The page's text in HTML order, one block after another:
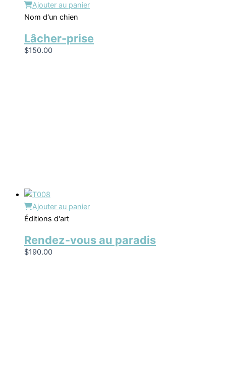
Ajouter au panier
Nom d'un chien
Lâcher-prise
$150.00
Ajouter au panier
Éditions d'art
Rendez-vous au paradis
$190.00